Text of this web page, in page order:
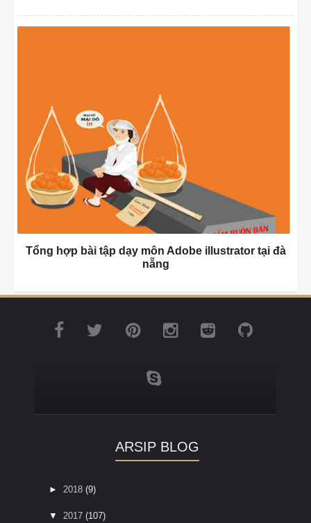
Tổng hợp bài tập dạy môn Adobe illustrator tại đà
nẵng
ARSIP BLOG
► 2018 (9)
▼ 2017 (107)